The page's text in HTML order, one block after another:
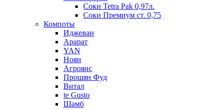
Соки Tetra Pak 0,97л.
Соки Премиум ст. 0,75
Компоты
Иджеван
Арарат
YAN
Ноян
Агроянс
Прошян Фуд
Витал
te Gusto
Шамб